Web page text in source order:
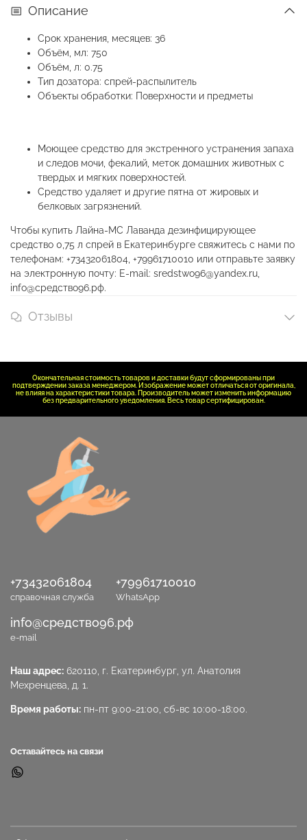
Описание
Срок хранения, месяцев: 36
Объём, мл: 750
Объём, л: 0.75
Тип дозатора: спрей-распылитель
Объекты обработки: Поверхности и предметы
Моющее средство для экстренного устранения запаха
и следов мочи, фекалий, меток домашних животных с
твердых и мягких поверхностей.
Средство удаляет и другие пятна от жировых и
белковых загрязнений.
Чтобы купить Лайна-МС Лаванда дезинфицирующее
средство 0,75 л спрей в Екатеринбурге свяжитесь с нами по
телефонам: +73432061804, +79961710010 или отправьте заявку
на электронную почту: E-mail: sredstwo96@yandex.ru,
info@средство96.рф.
Отзывы
Окончательная стоимость товаров и доставки будут сформированы при
подтверждении заказа менеджером. Изображение может отличаться от оригинала,
не влияя на характеристики товара. Производитель может изменить информацию
без предварительного уведомления. Весь товар сертифицирован.
+73432061804
справочная служба
+79961710010
WhatsApp
info@средство96.рф
e-mail
Наш адрес: 620110, г. Екатеринбург, ул. Анатолия
Мехренцева, д. 1.
Время работы: пн-пт 9:00-21:00, сб-вс 10:00-18:00.
Оставайтесь на связи